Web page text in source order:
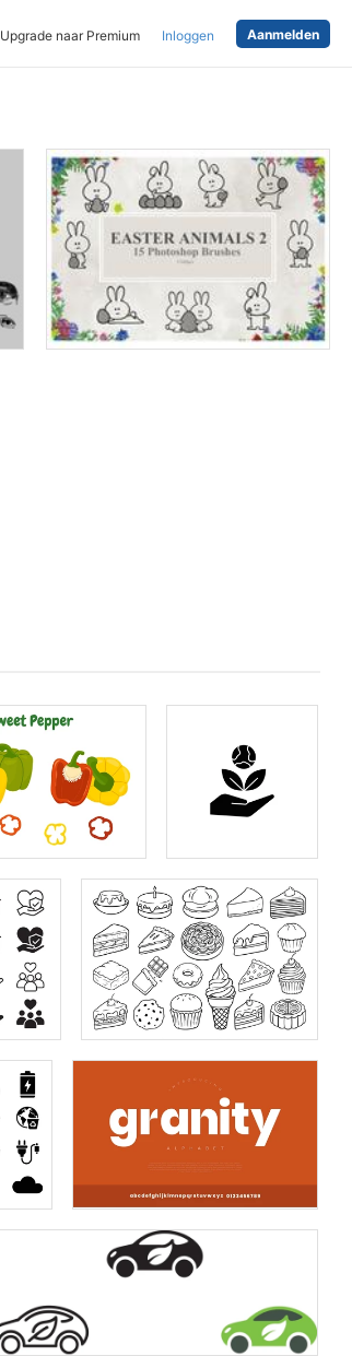
Upgrade naar Premium Inloggen Aanmelden